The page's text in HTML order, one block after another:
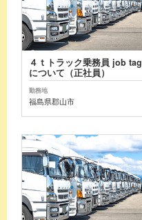
４ｔトラック乗務員 job tag
について（正社員）
勤務地
福島県郡山市